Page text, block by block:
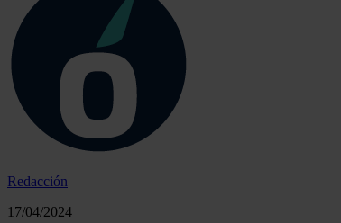
Redacción
17/04/2024